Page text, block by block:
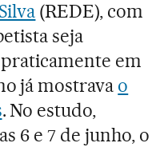
(REDE), com
seja
em
já mostrava o
. No estudo,
6 e 7 de junho, o